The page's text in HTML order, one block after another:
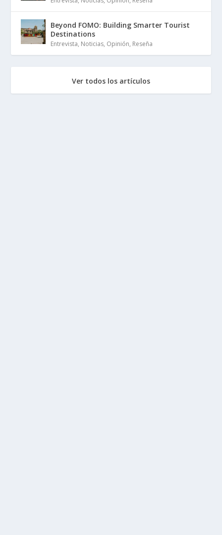
Beyond FOMO: Building Smarter Tourist
Destinations
Entrevista, Noticias, Opinión, Reseña
Ver todos los artículos